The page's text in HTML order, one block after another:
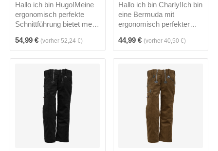
Hallo ich bin Hugo!Meine
ergonomisch perfekte
Schnittführung bietet mehr
verstellbarer Hosenbund
und die Knieverstärkung
SPIELEN.Auf die Plätze,
fertig, los!
Regulärer Preis:
54,99 € (vorher 52,24 €)
Hallo ich bin Charly!Ich bin
eine Bermuda mit
ergonomisch perfekter
mehr Bewegungsfreiheit
und einen verstellbaren
Spielplatz!
Regulärer Preis:
44,99 € (vorher 40,50 €)